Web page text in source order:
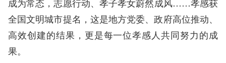
全国文明城市提名，这是地方党委、政府高位推动、
高效创建的结果，更是每一位孝感人共同努力的成
果。